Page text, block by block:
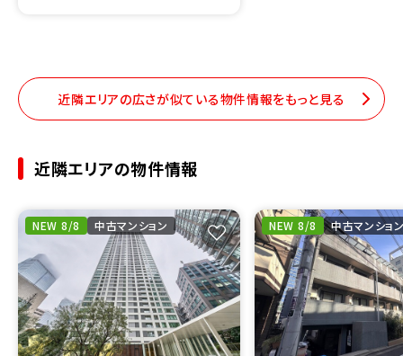
近隣エリアの広さが似ている物件情報をもっと見る
近隣エリアの物件情報
NEW 8/8 中古マンション NEW 8/8 中古マンショ